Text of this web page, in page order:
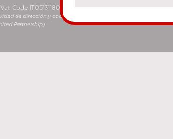
Code IT05131180969
de dirección y coordinación de Shanghai Luzi Enterprise
Partnership)